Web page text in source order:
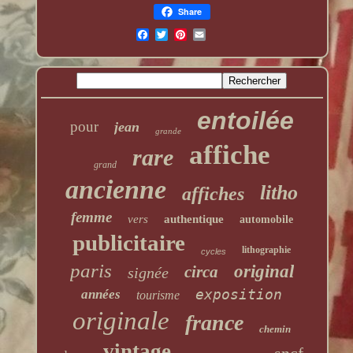
Share
pour jean grande entoilée
grand rare affiche
ancienne affiches litho
femme vers authentique automobile
publicitaire cycles lithographie
paris signée circa original
années tourisme exposition
originale france chemin